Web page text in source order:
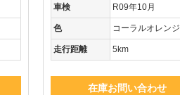
車検 R09年10月
色 コーラルオレンジ
走行距離 5km
在庫お問い合わせ